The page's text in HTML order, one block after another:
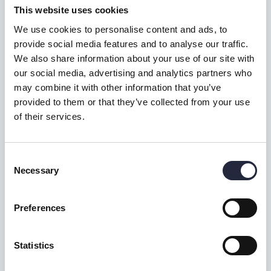
This website uses cookies
We use cookies to personalise content and ads, to
provide social media features and to analyse our traffic.
We also share information about your use of our site with
our social media, advertising and analytics partners who
may combine it with other information that you’ve
provided to them or that they’ve collected from your use
of their services.
Selection
Necessary
Preferences
Statistics
Kaitlabb
Rabbis